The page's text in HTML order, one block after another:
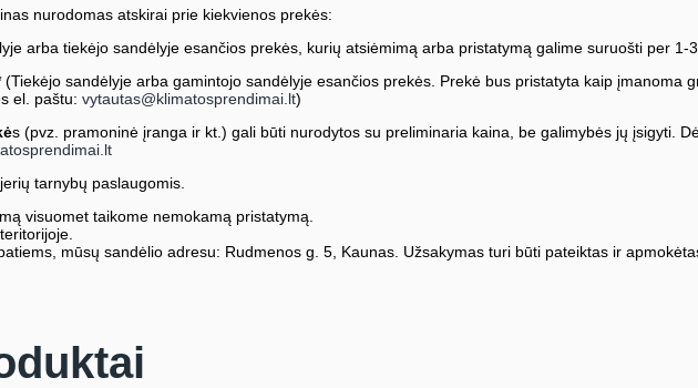
nurodomas atskirai prie kiekvienos prekės:
arba tiekėjo sandėlyje esančios prekės, kurių atsiėmimą arba pristatymą galime suruošti per 1-
(Tiekėjo sandėlyje arba gamintojo sandėlyje esančios prekės. Prekė bus pristatyta kaip įmanoma
el. paštu: vytautas@klimatosprendimai.lt)
s (pvz. pramoninė įranga ir kt.) gali būti nurodytos su preliminaria kaina, be galimybės jų įsigyti.
tarnybų paslaugomis.
visuomet taikome nemokamą pristatymą.
mūsų sandėlio adresu: Rudmenos g. 5, Kaunas. Užsakymas turi būti pateiktas ir